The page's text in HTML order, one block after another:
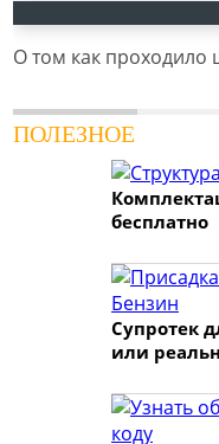
О том как
ПОЛЕЗНОЕ
бесплатно
Супротек
или